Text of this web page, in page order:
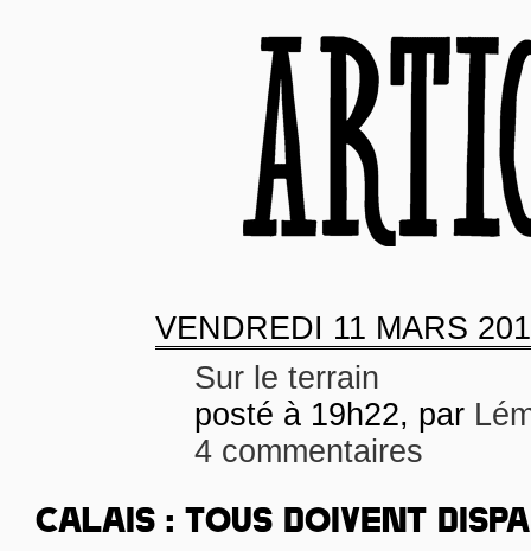
VENDREDI 11 MARS
Sur le terrain
posté à 19h22, par
4 commentaires
CALAIS : TOUS DOIVENT